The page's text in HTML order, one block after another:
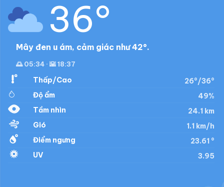
36°
Mây đen u ám, cảm giác như 42°.
🌅 05:34 · 🌇 18:37
Thấp/Cao
26°/36°
Độ ẩm
49%
Tầm nhìn
24.1 km
Gió
1.1 km/h
Điểm ngưng
23.61 °
UV
3.95